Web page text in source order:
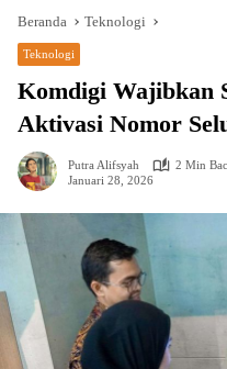
Beranda Teknologi
Teknologi
Komdigi Wajibkan
Aktivasi Nomor
Putra Alifsyah
2 Min
Januari 28, 2026